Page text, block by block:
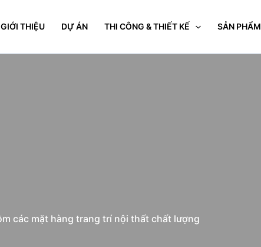
GIỚI THIỆU DỰ ÁN THI CÔNG & THIẾT KẾ SẢN PHẨM
các mặt hàng trang trí nội thất chất lượng